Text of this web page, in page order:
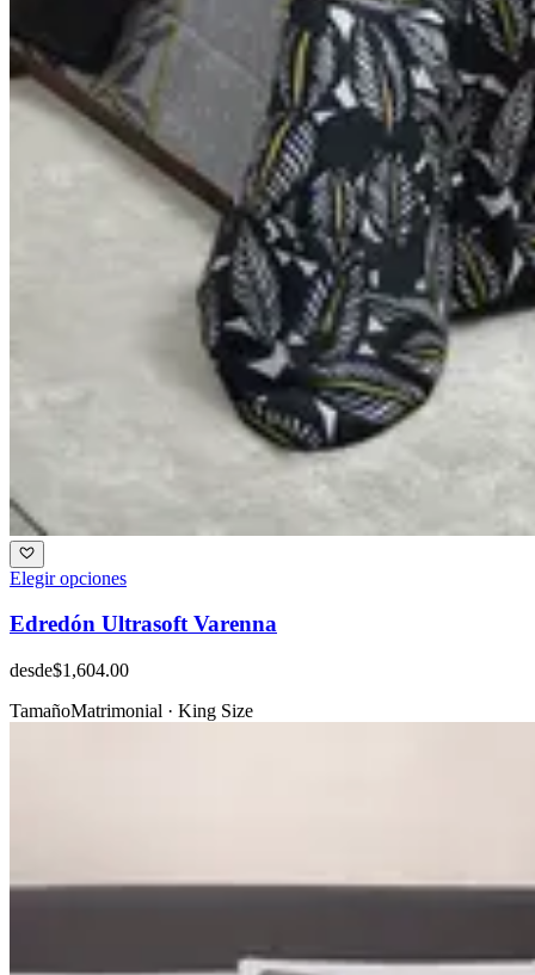
Elegir opciones
Edredón Ultrasoft Varenna
desde$1,604.00
TamañoMatrimonial · King Size